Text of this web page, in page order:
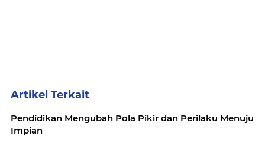
Artikel Terkait
Pendidikan Mengubah Pola Pikir dan Perilaku Menuju
Impian